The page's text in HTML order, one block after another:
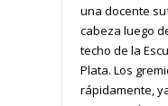
una docente
cabeza luego
techo de la
Plata. Los
rápidamente,